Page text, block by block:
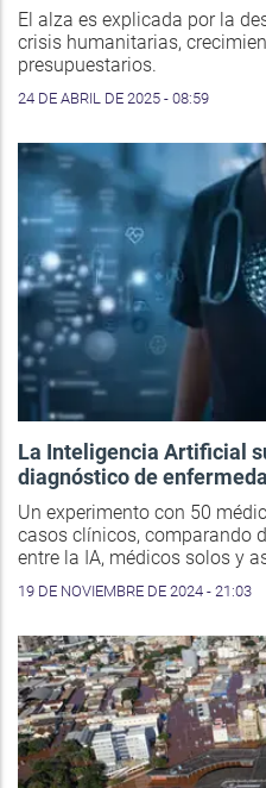
El alza es explicada por la
crisis humanitarias,
presupuestarios.
24 DE ABRIL DE 2025 - 08:59
La Inteligencia Artificial
diagnóstico de
Un experimento con 50
casos clínicos, comparando
entre la IA, médicos solos y
19 DE NOVIEMBRE DE 2024 - 21:03